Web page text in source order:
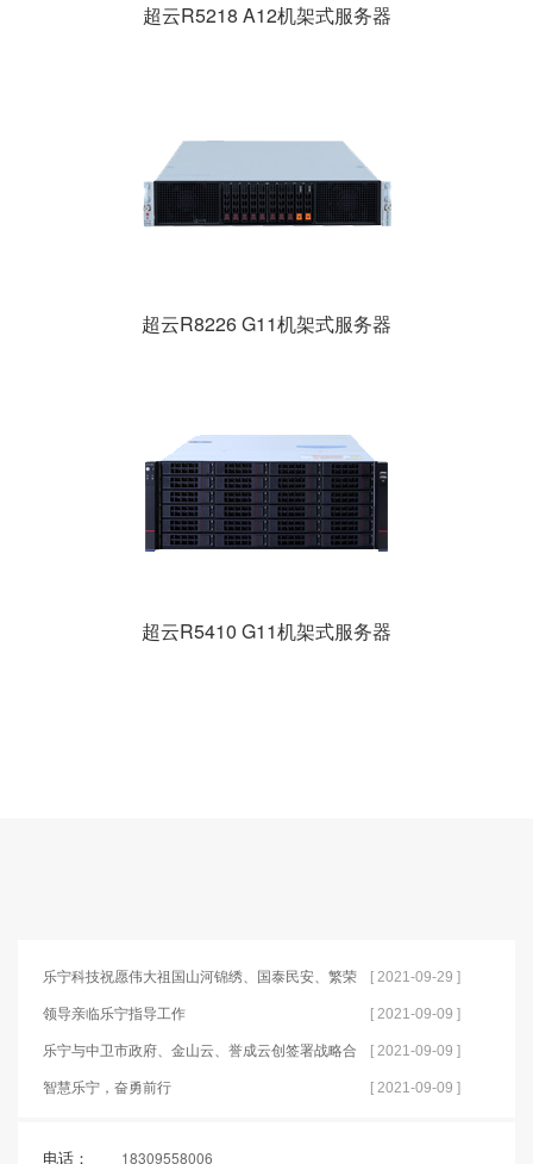
超云R5218 A12机架式服务器
超云R8226 G11机架式服务器
超云R5410 G11机架式服务器
乐宁科技祝愿伟大祖国山河锦绣、国泰民安、繁荣
富强！
[ 2021-09-29 ]
领导亲临乐宁指导工作 [ 2021-09-09 ]
乐宁与中卫市政府、金山云、誉成云创签署战略合
作框架协议
[ 2021-09-09 ]
智慧乐宁，奋勇前行 [ 2021-09-09 ]
电话： 18309558006